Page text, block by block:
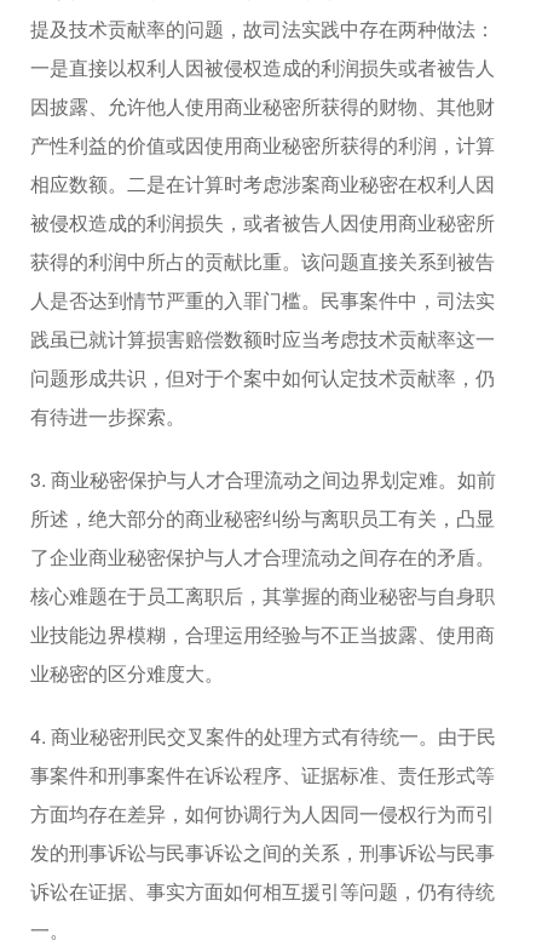
提及技术贡献率的问题，故司法实践中存在两种做法：
一是直接以权利人因被侵权造成的利润损失或者被告人
因披露、允许他人使用商业秘密所获得的财物、其他财
产性利益的价值或因使用商业秘密所获得的利润，计算
相应数额。二是在计算时考虑涉案商业秘密在权利人因
被侵权造成的利润损失，或者被告人因使用商业秘密所
获得的利润中所占的贡献比重。该问题直接关系到被告
人是否达到情节严重的入罪门槛。民事案件中，司法实
践虽已就计算损害赔偿数额时应当考虑技术贡献率这一
问题形成共识，但对于个案中如何认定技术贡献率，仍
有待进一步探索。
3. 商业秘密保护与人才合理流动之间边界划定难。如前
所述，绝大部分的商业秘密纠纷与离职员工有关，凸显
了企业商业秘密保护与人才合理流动之间存在的矛盾。
核心难题在于员工离职后，其掌握的商业秘密与自身职
业技能边界模糊，合理运用经验与不正当披露、使用商
业秘密的区分难度大。
4. 商业秘密刑民交叉案件的处理方式有待统一。由于民
事案件和刑事案件在诉讼程序、证据标准、责任形式等
方面均存在差异，如何协调行为人因同一侵权行为而引
发的刑事诉讼与民事诉讼之间的关系，刑事诉讼与民事
诉讼在证据、事实方面如何相互援引等问题，仍有待统
一。